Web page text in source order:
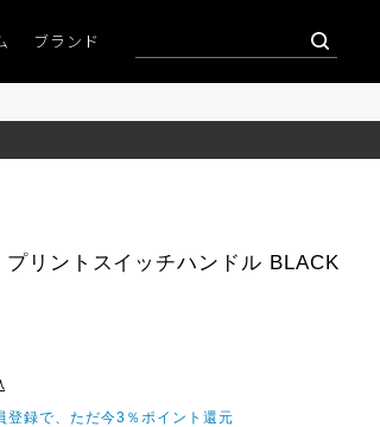
ントキャンペーン」 到着｜2026AW「シフォンニット」
ブランド
リントスイッチハンドル BLACK
登録で、ただ今3％ポイント還元